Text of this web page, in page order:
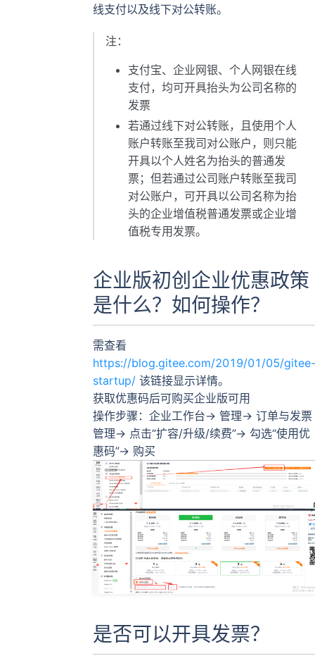
线支付以及线下对公转账。
注：
支付宝、企业网银、个人网银在线
支付，均可开具抬头为公司名称的
发票
若通过线下对公转账，且使用个人
账户转账至我司对公账户，则只能
开具以个人姓名为抬头的普通发
票；但若通过公司账户转账至我司
对公账户，可开具以公司名称为抬
头的企业增值税普通发票或企业增
值税专用发票。
企业版初创企业优惠政策
是什么？如何操作？
需查看
https://blog.gitee.com/2019/01/05/gitee-
startup/ 该链接显示详情。
获取优惠码后可购买企业版可用
操作步骤：企业工作台→ 管理→ 订单与发票
管理→ 点击“扩容/升级/续费”→ 勾选“使用优
惠码”→ 购买
是否可以开具发票？